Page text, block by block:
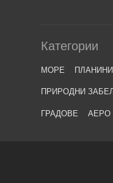
Категории
МОРЕ ПЛАНИНИ
ПРИРОДНИ
ГРАДОВЕ АЕРО